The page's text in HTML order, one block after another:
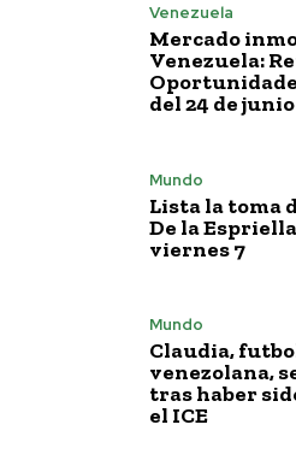
Venezuela
Mercado
Venezuela:
del 24 de junio
Mundo
Lista la toma
De la
viernes 7
Mundo
Claudia,
venezolana,
tras haber
el ICE